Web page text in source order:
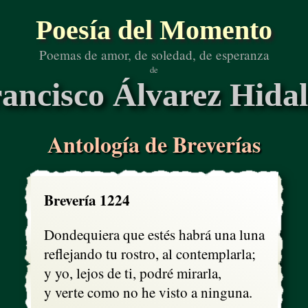
Poesía del Momento
Poemas de amor, de soledad, de esperanza
de
Álvarez
Antología de Breverías
Brevería 1224
Dondequiera que estés habrá una luna
reflejando tu rostro, al contemplarla;
y yo, lejos de ti, podré mirarla,
y verte como no he visto a ninguna.